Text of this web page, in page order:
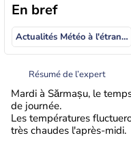
En bref
Actualités Météo à l'étranger
Résumé de l’expert
Mardi à Sărmașu, le
de journée.
Les températures
très chaudes l'après-midi.